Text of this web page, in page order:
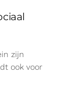
zijn
ook voor